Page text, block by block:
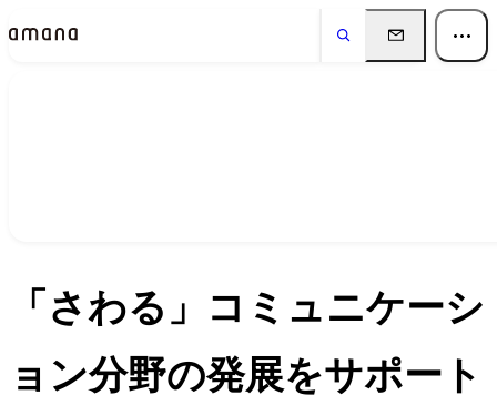
「さわる」コミュニケーシ
ョン分野の発展をサポート